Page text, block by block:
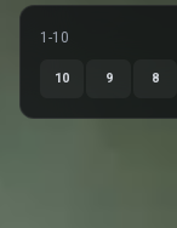
1-10
8
9
10